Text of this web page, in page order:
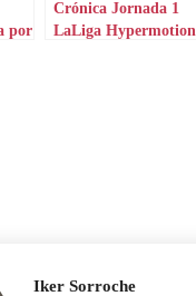
por
Crónica Jornada 1
LaLiga Hypermotion
Iker Sorroche